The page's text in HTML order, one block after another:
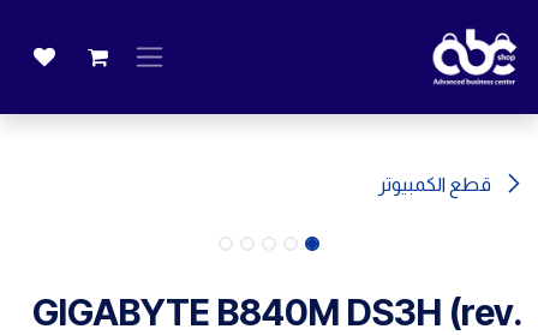
قطع الكمبيوتر
GIGABYTE B840M DS3H (rev.